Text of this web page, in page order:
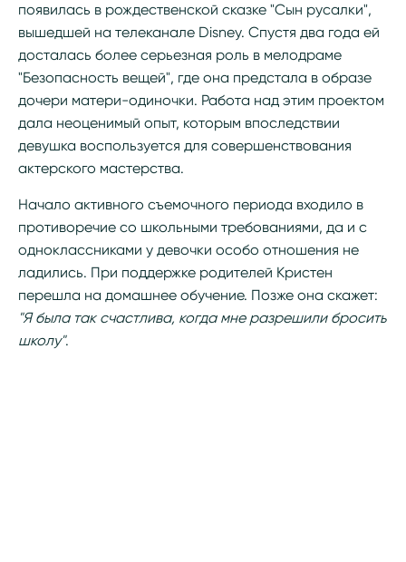
появилась в рождественской сказке "Сын русалки",
вышедшей на телеканале Disney. Спустя два года ей
досталась более серьезная роль в мелодраме
"Безопасность вещей", где она предстала в образе
дочери матери-одиночки. Работа над этим проектом
дала неоценимый опыт, которым впоследствии
девушка воспользуется для совершенствования
актерского мастерства.
Начало активного съемочного периода входило в
противоречие со школьными требованиями, да и с
одноклассниками у девочки особо отношения не
ладились. При поддержке родителей Кристен
перешла на домашнее обучение. Позже она скажет:
"Я была так счастлива, когда мне разрешили бросить
школу".